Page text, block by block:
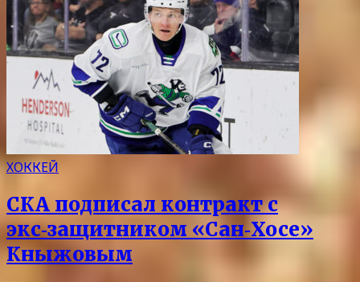
ХОККЕЙ
СКА подписал контракт с
экс‑защитником «Сан‑Хосе»
Кныжовым